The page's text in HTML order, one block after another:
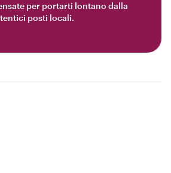
per portarti lontano dalla
posti locali.